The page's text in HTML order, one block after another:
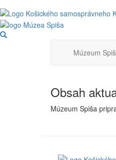
Skočiť
na
hlavný
Main
Múzeum
Obsah
Múzeum Spiša